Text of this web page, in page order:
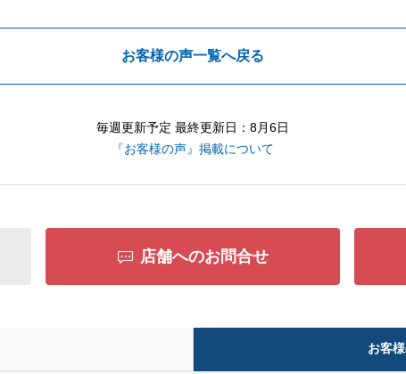
お客様の声一覧へ戻る
毎週更新予定 最終更新日：8月6日
『お客様の声』掲載について
店舗へのお問合せ
お客